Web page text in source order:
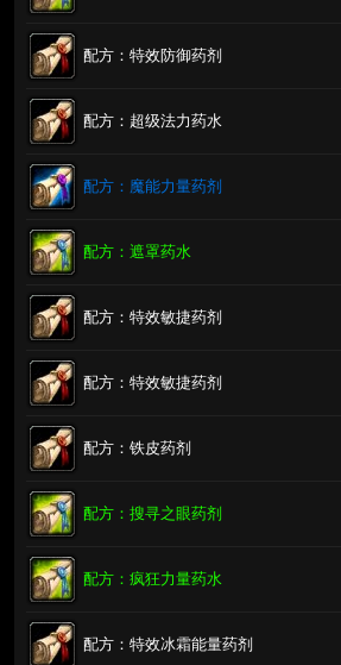
配方：特效防御药剂
配方：超级法力药水
配方：魔能力量药剂
配方：遮罩药水
配方：特效敏捷药剂
配方：特效敏捷药剂
配方：铁皮药剂
配方：搜寻之眼药剂
配方：疯狂力量药水
配方：特效冰霜能量药剂